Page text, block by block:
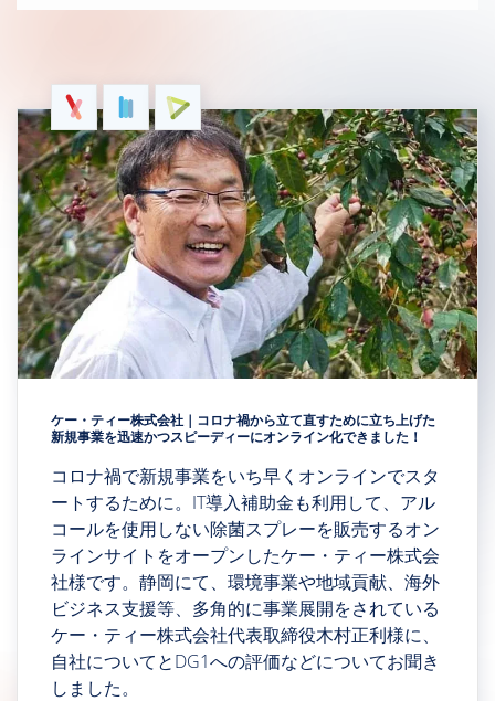
ケー・ティー株式会社｜コロナ禍から立て直すために立ち上げた
新規事業を迅速かつスピーディーにオンライン化できました！
コロナ禍で新規事業をいち早くオンラインでスタ
ートするために。IT導入補助金も利用して、アル
コールを使用しない除菌スプレーを販売するオン
ラインサイトをオープンしたケー・ティー株式会
社様です。静岡にて、環境事業や地域貢献、海外
ビジネス支援等、多角的に事業展開をされている
ケー・ティー株式会社代表取締役木村正利様に、
自社についてとDG1への評価などについてお聞き
しました。